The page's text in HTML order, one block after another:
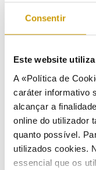
Consentir
Este website
A «Política de
caráter informativo
alcançar a
online do utilizador
quanto possível.
utilizados cookies.
essencial que os
Mitos na Energia
ERSE introduz
Energia
15/03/2017